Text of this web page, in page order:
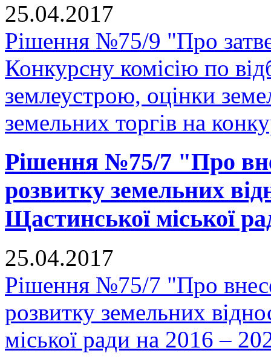
25.04.2017
Рішення №75/9 "Про
Конкурсну комісію по
землеустрою, оцінки
земельних торгів на
Рішення №75/7 "Про
розвитку земельних
Щастинської міської
25.04.2017
Рішення №75/7 "Про
розвитку земельних
міської ради на 2016 –